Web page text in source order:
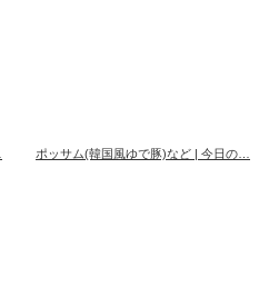
ポッサム(韓国風ゆで豚)など | 今日の…